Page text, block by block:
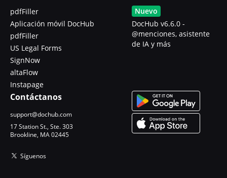
pdfFiller
Aplicación móvil DocHub
pdfFiller
US Legal Forms
SignNow
altaFlow
Instapage
Nuevo
DocHub v6.6.0 -
@menciones, asistente
de IA y más
Contáctanos
support@dochub.com
17 Station St., Ste. 303
Brookline, MA 02445
Síguenos